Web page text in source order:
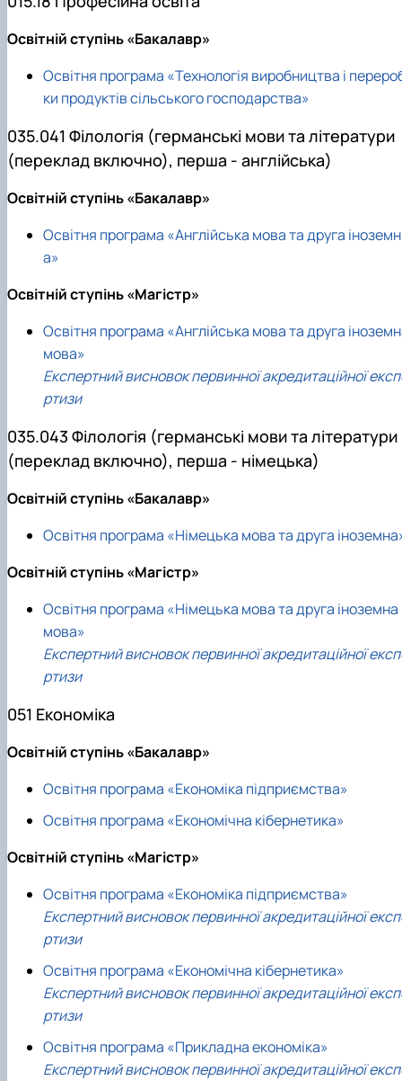
Освітній ступінь «Бакалавр»
Освітня програма «Технологія виробництва і
ки продуктів сільського господарства»
035.041 Філологія (германські мови та літератури
(переклад включно), перша - англійська)
Освітній ступінь «Бакалавр»
Освітня програма «Англійська мова та друга іноземн
а»
Освітній ступінь «Магістр»
Освітня програма «Англійська мова та друга
мова»
Експертний висновок первинної акредитаційної
ртизи
035.043 Філологія (германські мови та літератури
(переклад включно), перша - німецька)
Освітній ступінь «Бакалавр»
Освітня програма «Німецька мова та друга
Освітній ступінь «Магістр»
Освітня програма «Німецька мова та друга іноземна
мова»
Експертний висновок первинної акредитаційної
ртизи
051 Економіка
Освітній ступінь «Бакалавр»
Освітня програма «Економіка підприємства»
Освітня програма «Економічна кібернетика»
Освітній ступінь «Магістр»
Освітня програма «Економіка підприємства»
Експертний висновок первинної акредитаційної
ртизи
Освітня програма «Економічна кібернетика»
Експертний висновок первинної акредитаційної
ртизи
Освітня програма «Прикладна економіка»
Експертний висновок первинної акредитаційної